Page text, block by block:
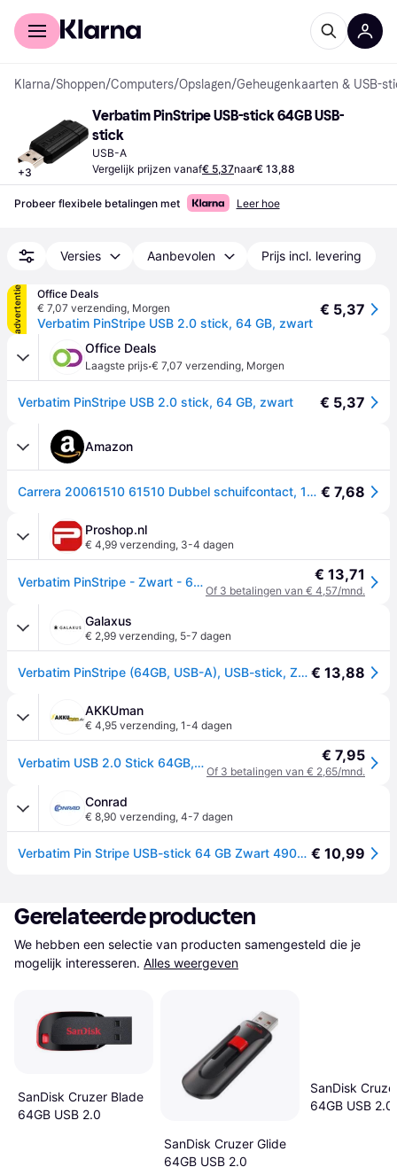
Voor shoppers
Klarna/Shoppen/Computers/Opslagen/Geheugenkaarten & USB-
+3
Verbatim PinStripe USB-stick 64GB USB-
stick
USB-A
Vergelijk prijzen vanaf€ 5,37naar€ 13,88
Probeer flexibele betalingen met Leer hoe
Versies Aanbevolen Prijs incl. levering
advertentie
Office Deals
€ 7,07 verzending, Morgen
Verbatim PinStripe USB 2.0 stick, 64 GB, zwart
€ 5,37
Office Deals
Laagste prijs·€ 7,07 verzending, Morgen
Verbatim PinStripe USB 2.0 stick, 64 GB, zwart € 5,37
Amazon
Carrera 20061510 61510 Dubbel schuifcontact, 10 dubbele glijders, speelplezier, meerkleurig, 6,5 x 5,0 x 0,4 cm € 7,68
Proshop.nl
€ 4,99 verzending, 3-4 dagen
Verbatim PinStripe - Zwart - 64GB - USB-stick € 13,71
Of 3 betalingen van € 4,57/mnd.
Galaxus
€ 2,99 verzending, 5-7 dagen
Verbatim PinStripe (64GB, USB-A), USB-stick, Zwart € 13,88
AKKUman
€ 4,95 verzending, 1-4 dagen
Verbatim USB 2.0 Stick 64GB, PinStripe, schwarz € 7,95
Of 3 betalingen van € 2,65/mnd.
Conrad
€ 8,90 verzending, 4-7 dagen
Verbatim Pin Stripe USB-stick 64 GB Zwart 49065 USB-A 2.0 € 10,99
Gerelateerde producten
We hebben een selectie van producten samengesteld die je
mogelijk interesseren. Alles weergeven
SanDisk Cruzer Blade
64GB USB 2.0
SanDisk Cruzer Glide
64GB USB 2.0
SanDisk
64GB USB 2.0